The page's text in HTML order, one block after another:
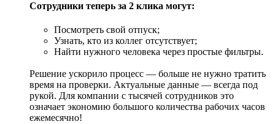
Сотрудники теперь за 2 клика могут:
Посмотреть свой отпуск;
Узнать, кто из коллег отсутствует;
Найти нужного человека через простые фильтры.
Решение ускорило процесс — больше не нужно тратить
время на проверки. Актуальные данные — всегда под
рукой. Для компании с тысячей сотрудников это
означает экономию большого количества рабочих часов
ежемесячно!